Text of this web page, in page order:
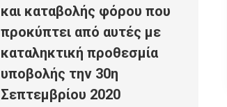
και καταβολής φόρου που
προκύπτει από αυτές με
καταληκτική προθεσμία
υποβολής την 30η
Σεπτεμβρίου 2020